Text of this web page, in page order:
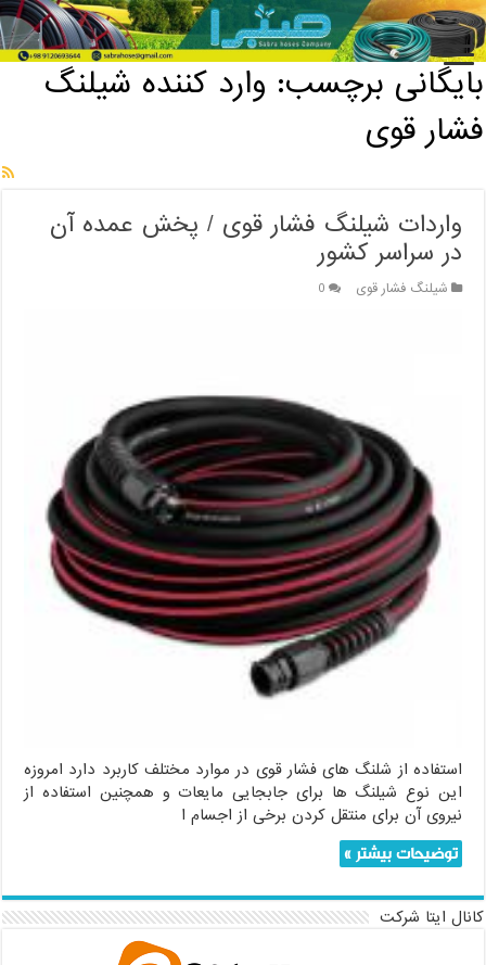
خانه / بایگانی برچسب: وارد کننده شیلنگ فشار قوی
بایگانی برچسب: وارد کننده شیلنگ
فشار قوی
واردات شیلنگ فشار قوی / پخش عمده آن
در سراسر کشور
شیلنگ فشار قوی 0
استفاده از شلنگ های فشار قوی در موارد مختلف کاربرد دارد امروزه
این نوع شیلنگ ها برای جابجایی مایعات و همچنین استفاده از
نیروی آن برای منتقل کردن برخی از اجسام ا
توضیحات بیشتر »
کانال ایتا شرکت